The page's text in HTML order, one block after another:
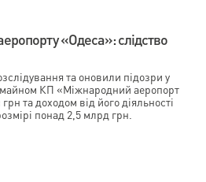
«Одеса»: слідство
та оновили підозри у
КП «Міжнародний аеропорт
та доходом від його діяльності
понад 2,5 млрд грн.